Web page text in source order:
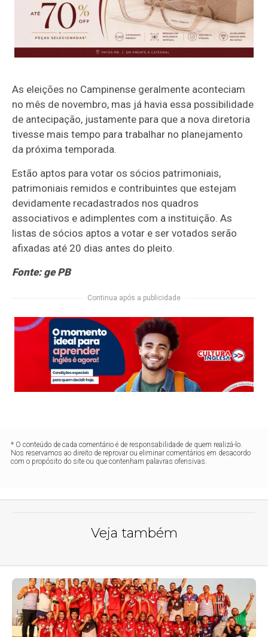
As eleições no Campinense geralmente aconteciam
no mês de novembro, mas já havia essa possibilidade
de antecipação, justamente para que a nova diretoria
tivesse mais tempo para trabalhar no planejamento
da próxima temporada.
Estão aptos para votar os sócios patrimoniais,
patrimoniais remidos e contribuintes que estejam
devidamente recadastrados nos quadros
associativos e adimplentes com a instituição. As
listas de sócios aptos a votar e ser votados serão
afixadas até 20 dias antes do pleito.
Fonte: ge PB
Continua após a publicidade
* O conteúdo de cada comentário é de responsabilidade de quem realizá-lo.
Nos reservamos ao direito de reprovar ou eliminar comentários em desacordo
com o propósito do site ou que contenham palavras ofensivas.
Veja também